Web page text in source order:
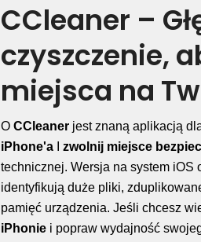
CCleaner –
czyszczenie,
miejsca na
O CCleaner jest znaną aplikacją
iPhone'a
zwolnij miejsce
technicznej. Wersja na system iOS
identyfikują duże pliki,
pamięć urządzenia. Jeśli chcesz
iPhonie i popraw wydajność